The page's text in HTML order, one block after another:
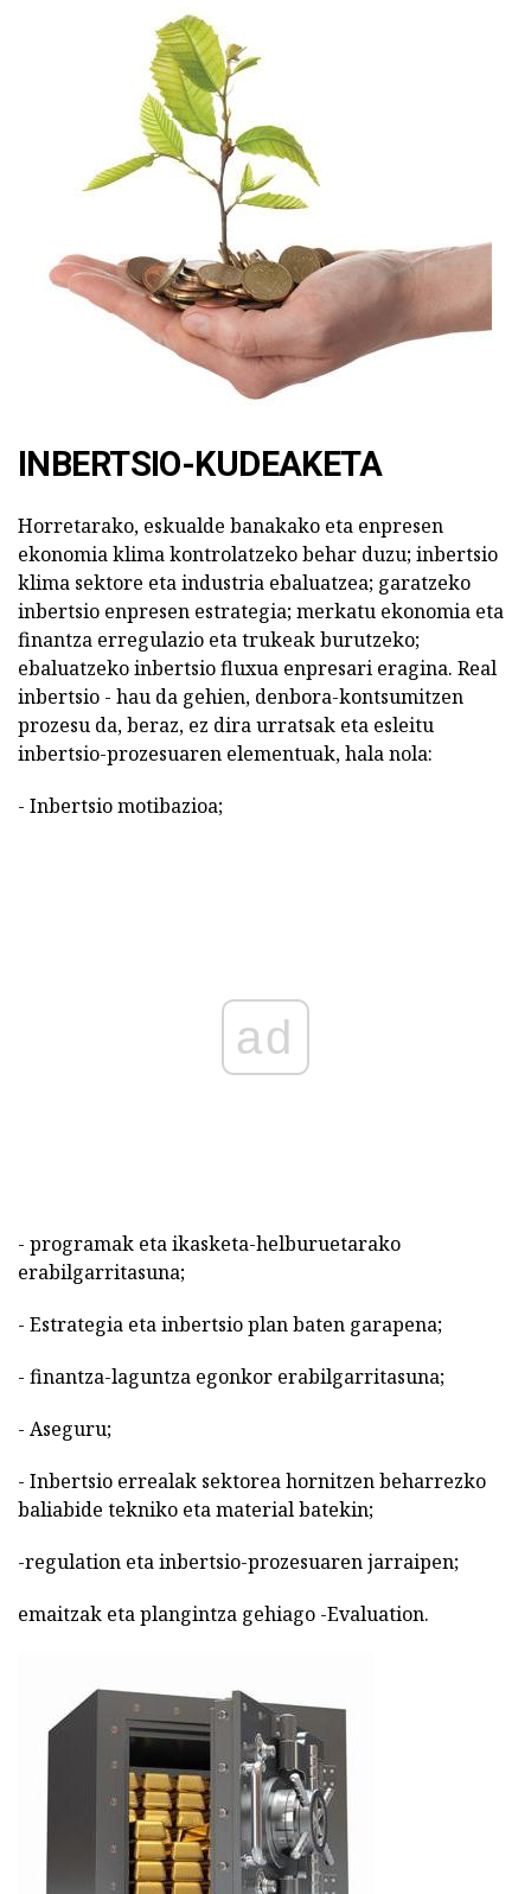
INBERTSIO-KUDEAKETA
Horretarako, eskualde banakako eta enpresen
ekonomia klima kontrolatzeko behar duzu; inbertsio
klima sektore eta industria ebaluatzea; garatzeko
inbertsio enpresen estrategia; merkatu ekonomia eta
finantza erregulazio eta trukeak burutzeko;
ebaluatzeko inbertsio fluxua enpresari eragina. Real
inbertsio - hau da gehien, denbora-kontsumitzen
prozesu da, beraz, ez dira urratsak eta esleitu
inbertsio-prozesuaren elementuak, hala nola:
- Inbertsio motibazioa;
ad
- programak eta ikasketa-helburuetarako
erabilgarritasuna;
- Estrategia eta inbertsio plan baten garapena;
- finantza-laguntza egonkor erabilgarritasuna;
- Aseguru;
- Inbertsio errealak sektorea hornitzen beharrezko
baliabide tekniko eta material batekin;
-regulation eta inbertsio-prozesuaren jarraipen;
emaitzak eta plangintza gehiago -Evaluation.